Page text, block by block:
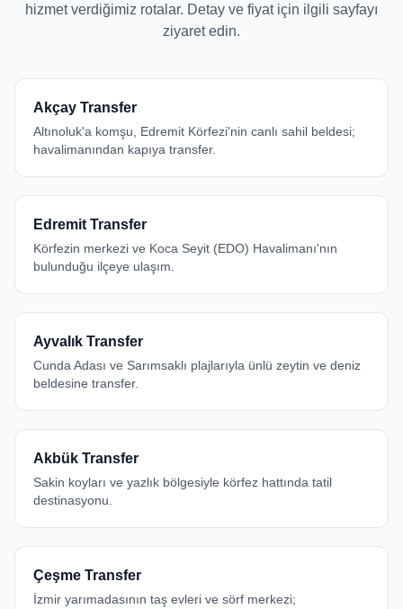
hizmet verdiğimiz rotalar. Detay ve fiyat için ilgili sayfayı
ziyaret edin.
Akçay Transfer
Altınoluk'a komşu, Edremit Körfezi'nin canlı sahil beldesi;
havalimanından kapıya transfer.
Edremit Transfer
Körfezin merkezi ve Koca Seyit (EDO) Havalimanı'nın
bulunduğu ilçeye ulaşım.
Ayvalık Transfer
Cunda Adası ve Sarımsaklı plajlarıyla ünlü zeytin ve deniz
beldesine transfer.
Akbük Transfer
Sakin koyları ve yazlık bölgesiyle körfez hattında tatil
destinasyonu.
Çeşme Transfer
İzmir yarımadasının taş evleri ve sörf merkezi;